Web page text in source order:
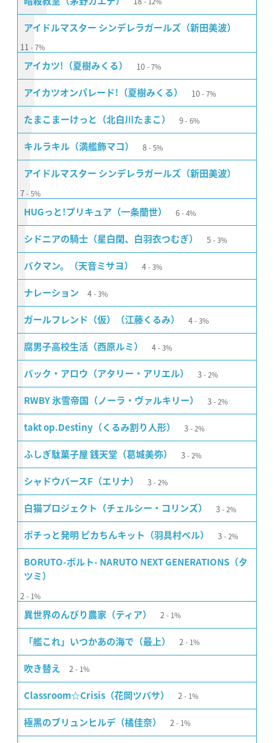
アイドルマスター シンデレラガールズ（新田美波）
11 7%
アイカツ!（夏樹みくる） 10 7%
アイカツオンパレード!（夏樹みくる） 10 7%
たまこまーけっと（北白川たまこ） 9 6%
キルラキル（満艦飾マコ） 8 5%
アイドルマスター シンデレラガールズ（新田美波）
7 5%
HUGっと!プリキュア（一条蘭世） 6 4%
シドニアの騎士（星白閑、白羽衣つむぎ） 5 3%
バクマン。（天音ミサヨ） 4 3%
ナレーション 4 3%
ガールフレンド（仮）（江藤くるみ） 4 3%
腐男子高校生活（西原ルミ） 4 3%
バック・アロウ（アタリー・アリエル） 3 2%
RWBY 氷雪帝国（ノーラ・ヴァルキリー） 3 2%
takt op.Destiny（くるみ割り人形） 3 2%
ふしぎ駄菓子屋 銭天堂（葛城美弥） 3 2%
シャドウバースF（エリナ） 3 2%
白猫プロジェクト（チェルシー・コリンズ） 3 2%
ポチっと発明 ピカちんキット（羽具村ベル） 3 2%
BORUTO-ボルト- NARUTO NEXT GENERATIONS（タ
ツミ）
2 1%
異世界のんびり農家（ティア） 2 1%
「艦これ」いつかあの海で（最上） 2 1%
吹き替え 2 1%
Classroom☆Crisis（花岡ツバサ） 2 1%
極黒のブリュンヒルデ（橘佳奈） 2 1%